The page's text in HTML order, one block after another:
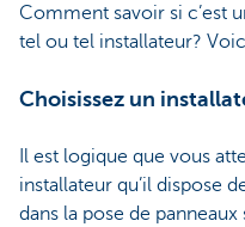
Comment savoir si c’est
tel ou tel installateur?
Choisissez un
Il est logique que vous
installateur qu’il dispose
dans la pose de panneaux